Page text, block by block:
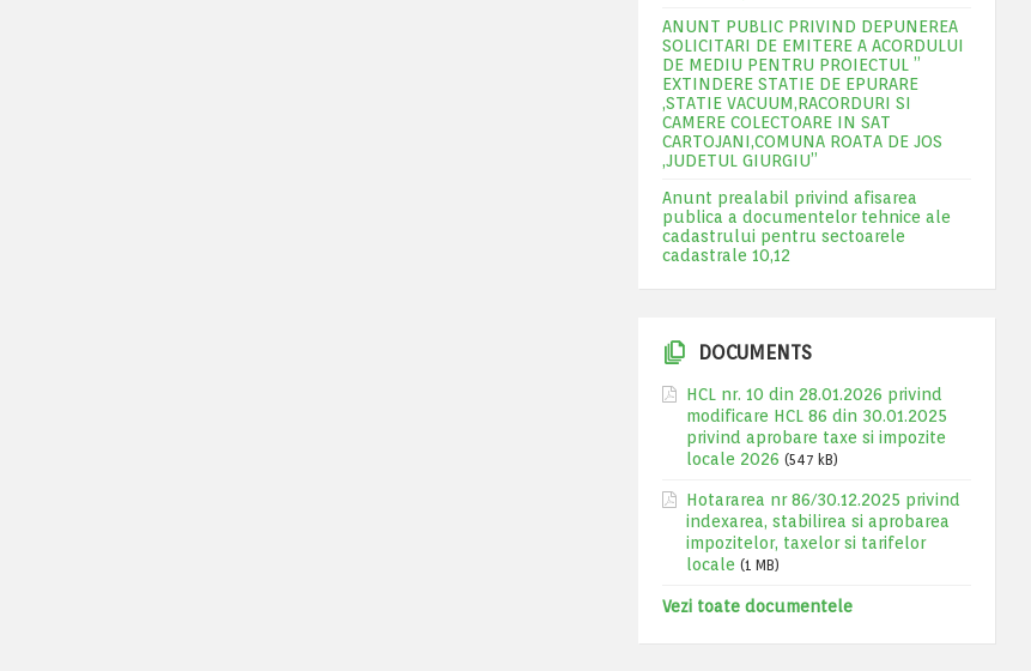
ANUNT PUBLIC PRIVIND DEPUNEREA
SOLICITARI DE EMITERE A ACORDULUI
DE MEDIU PENTRU PROIECTUL ”
EXTINDERE STATIE DE EPURARE
,STATIE VACUUM,RACORDURI SI
CAMERE COLECTOARE IN SAT
CARTOJANI,COMUNA ROATA DE JOS
,JUDETUL GIURGIU”
Anunt prealabil privind afisarea
publica a documentelor tehnice ale
cadastrului pentru sectoarele
cadastrale 10,12
DOCUMENTS
HCL nr. 10 din 28.01.2026 privind
modificare HCL 86 din 30.01.2025
privind aprobare taxe si impozite
locale 2026 (547 kB)
Hotararea nr 86/30.12.2025 privind
indexarea, stabilirea si aprobarea
impozitelor, taxelor si tarifelor
locale (1 MB)
Vezi toate documentele